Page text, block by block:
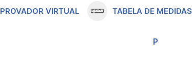
PROVADOR VIRTUAL TABELA DE MEDIDAS
P
9º
pijama